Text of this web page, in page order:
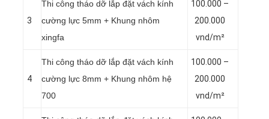
3
Thi công tháo dỡ lắp đặt vách kính
cường lực 5mm + Khung nhôm
xingfa
100.000 –
200.000
vnd/m²
4
Thi công tháo dỡ lắp đặt vách kính
cường lực 8mm + Khung nhôm hệ
700
100.000 –
200.000
vnd/m²